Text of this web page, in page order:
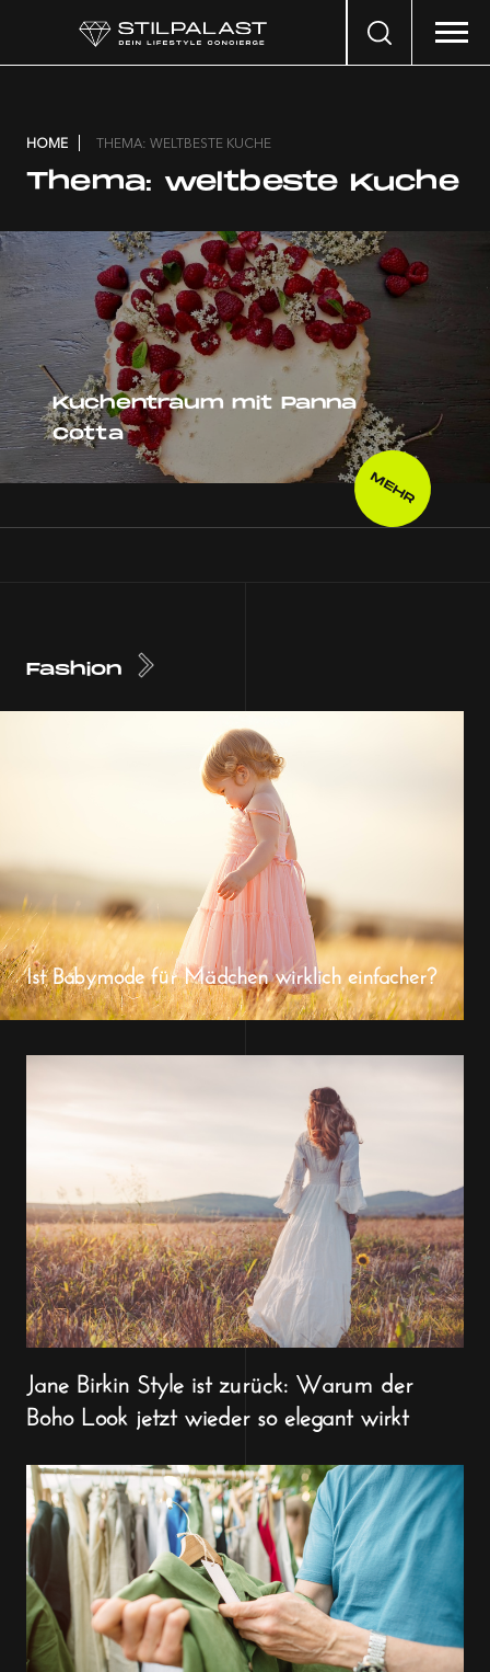
Search
HOME THEMA: WELTBESTE KUCHE
Thema: weltbeste Kuche
Kuchentraum mit Panna
Cotta
MEHR
Fashion
Ist Babymode für Mädchen wirklich einfacher?
Jane Birkin Style ist zurück: Warum der
Boho Look jetzt wieder so elegant wirkt